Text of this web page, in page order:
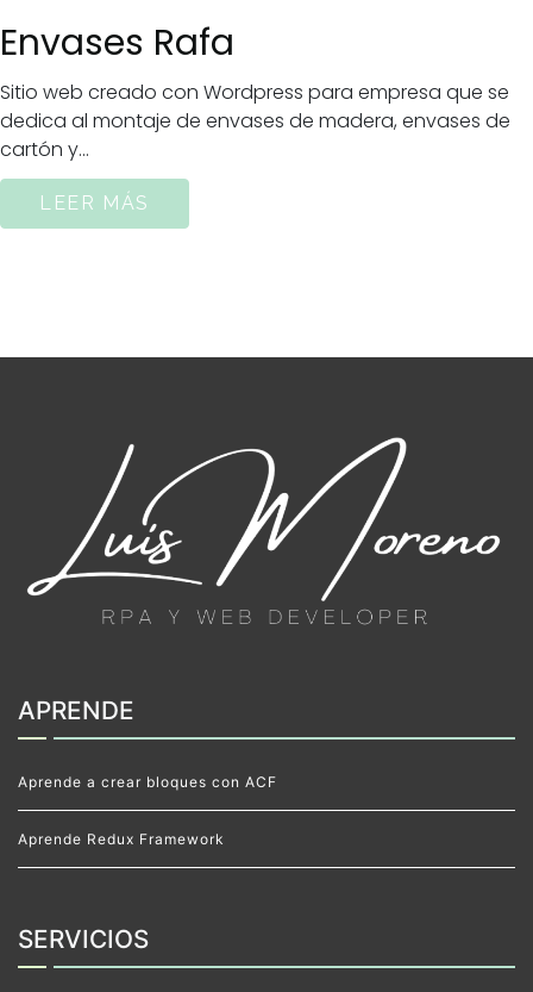
Envases Rafa
Sitio web creado con Wordpress para empresa que se
dedica al montaje de envases de madera, envases de
cartón y...
LEER MÁS
APRENDE
Aprende a crear bloques con ACF
Aprende Redux Framework
SERVICIOS